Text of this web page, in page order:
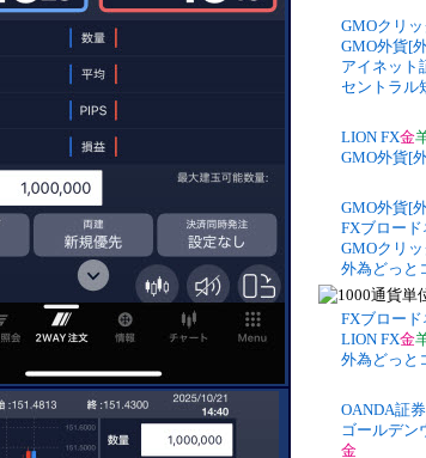
GMOクリ
GMO外貨[
アイネット
セントラル
LION FX金
GMO外貨[
GMO外貨[
FXブロード
GMOクリ
外為どっと
FXブロード
LION FX金
外為どっと
OANDA証
ゴールデン
金